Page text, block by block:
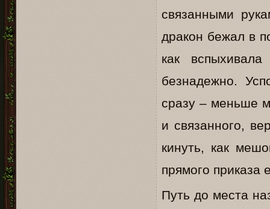
связанными
дракон бежал в
как
безнадежно.
сразу – меньше
и связанного,
кинуть, как
прямого приказа
Путь до места